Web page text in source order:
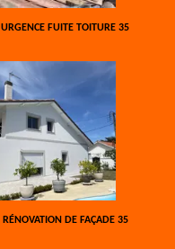
URGENCE FUITE TOITURE 35
RÉNOVATION DE FAÇADE 35